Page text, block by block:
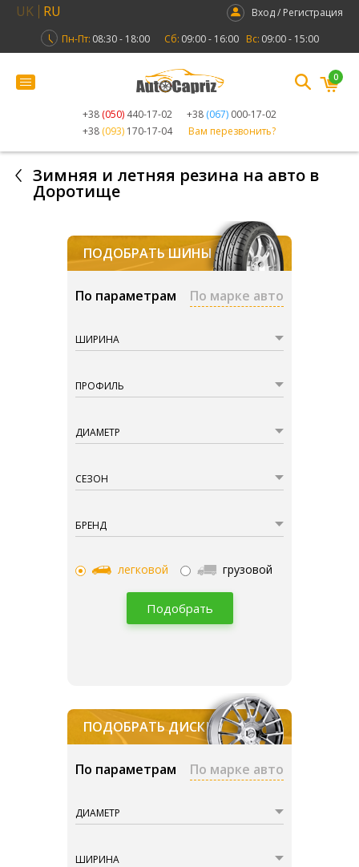
UK RU
Вход / Регистрация
Пн-Пт: 08:30 - 18:00 Сб: 09:00 - 16:00 Вс: 09:00 - 15:00
+38 (050) 440-17-02 +38 (067) 000-17-02
+38 (093) 170-17-04 Вам перезвонить?
0
Зимняя и летняя резина на авто в
Доротище
ПОДОБРАТЬ ШИНЫ
По параметрам По марке авто
ШИРИНА
ПРОФИЛЬ
ДИАМЕТР
СЕЗОН
БРЕНД
легковой грузовой
Подобрать
ПОДОБРАТЬ ДИСКИ
По параметрам По марке авто
ДИАМЕТР
ШИРИНА